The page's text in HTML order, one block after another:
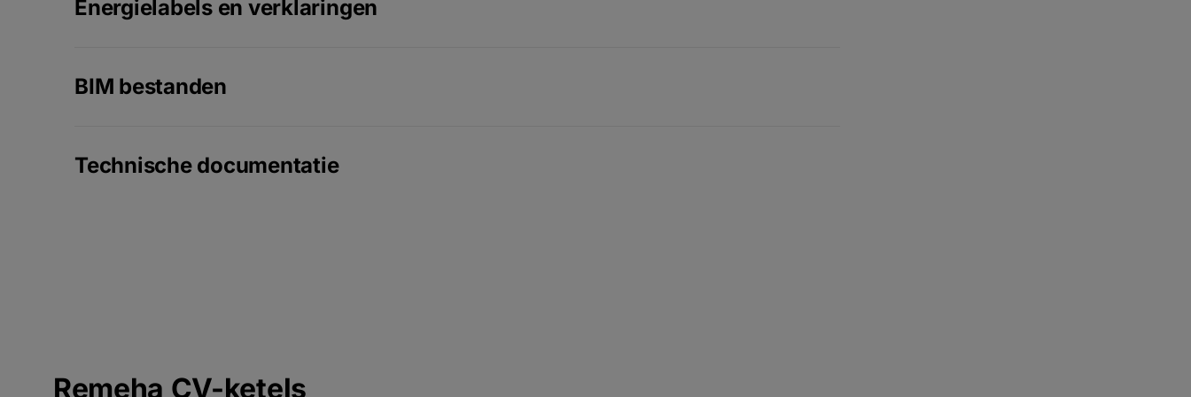
Energielabels en verklaringen
BIM bestanden
Technische documentatie
Remeha CV-ketels